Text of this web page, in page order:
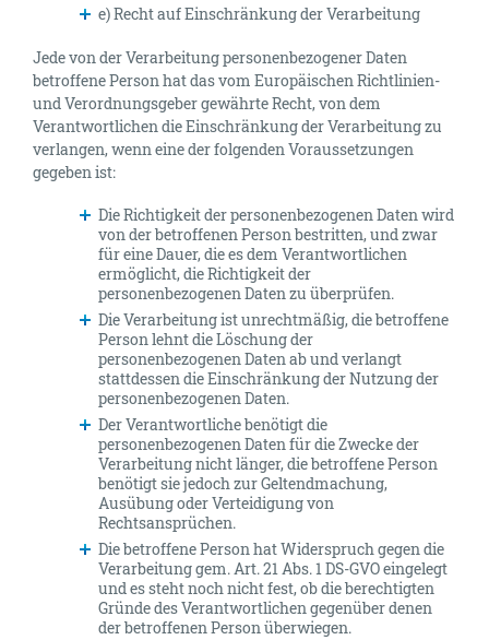
e) Recht auf Einschränkung der Verarbeitung
Jede von der Verarbeitung personenbezogener Daten
betroffene Person hat das vom Europäischen Richtlinien-
und Verordnungsgeber gewährte Recht, von dem
Verantwortlichen die Einschränkung der Verarbeitung zu
verlangen, wenn eine der folgenden Voraussetzungen
gegeben ist:
Die Richtigkeit der personenbezogenen Daten wird
von der betroffenen Person bestritten, und zwar
für eine Dauer, die es dem Verantwortlichen
ermöglicht, die Richtigkeit der
personenbezogenen Daten zu überprüfen.
Die Verarbeitung ist unrechtmäßig, die betroffene
Person lehnt die Löschung der
personenbezogenen Daten ab und verlangt
stattdessen die Einschränkung der Nutzung der
personenbezogenen Daten.
Der Verantwortliche benötigt die
personenbezogenen Daten für die Zwecke der
Verarbeitung nicht länger, die betroffene Person
benötigt sie jedoch zur Geltendmachung,
Ausübung oder Verteidigung von
Rechtsansprüchen.
Die betroffene Person hat Widerspruch gegen die
Verarbeitung gem. Art. 21 Abs. 1 DS-GVO eingelegt
und es steht noch nicht fest, ob die berechtigten
Gründe des Verantwortlichen gegenüber denen
der betroffenen Person überwiegen.